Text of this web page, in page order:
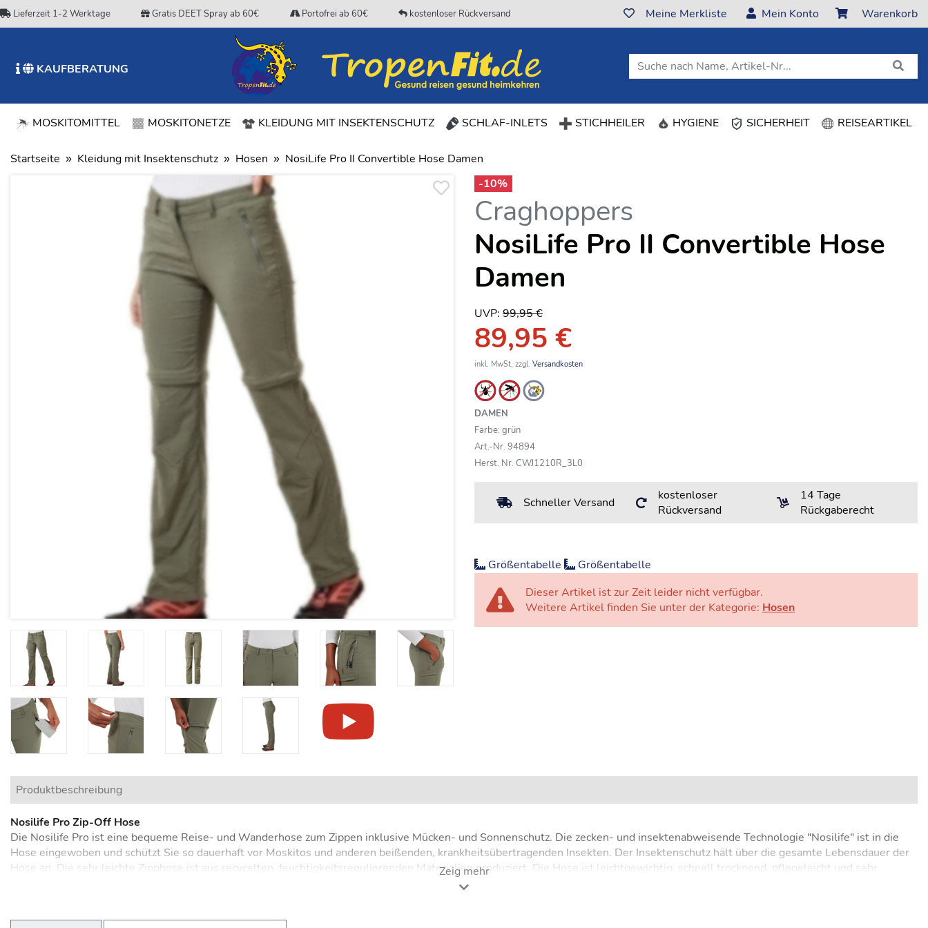
Lieferzeit 1-2 Werktage Gratis DEET Spray ab 60€ Portofrei ab 60€ kostenloser Rückversand Meine Merkliste Mein Konto Warenkorb
KAUFBERATUNG
MOSKITOMITTEL MOSKITONETZE KLEIDUNG MIT INSEKTENSCHUTZ(CURRENT)
SCHLAF-INLETS STICHHEILER HYGIENE SICHERHEIT REISEARTIKEL
Startseite Kleidung mit Insektenschutz Hosen
NosiLife Pro II Convertible Hose Damen
-10%
Craghoppers
NosiLife Pro II Convertible Hose
Damen
UVP: 99,95 €
89,95 €
inkl. MwSt, zzgl. Versandkosten
DAMEN
Farbe: grün
Art.-Nr. 94894
Herst. Nr. CWJ1210R_3L0
Schneller Versand
kostenloser
Rückversand
14 Tage
Rückgaberecht
Größentabelle
Größentabelle
Dieser Artikel ist zur Zeit leider nicht verfügbar.
Weitere Artikel finden Sie unter der Kategorie: Hosen
Produktbeschreibung
Nosilife Pro Zip-Off Hose
Die Nosilife Pro ist eine bequeme Reise- und Wanderhose zum Zippen inklusive Mücken- und Sonnenschutz. Die zecken- und insektenabweisende Technologie "Nosilife" ist in die
Hose eingewoben und schützt Sie so dauerhaft vor Moskitos und anderen beißenden, krankheitsübertragenden Insekten. Der Insektenschutz hält über die gesamte Lebensdauer der
Hose an. Die sehr leichte Zipphose ist aus recycelten, feuchtigkeitsregulierenden Materialien produziert. Die Hose ist leichtgewichtig, schnell trocknend, pflegeleicht und sehr
komfortabel zu tragen: Das Stretch-Material sorgt für optimale Bewegungsfreiheit. Ein zusätzlicher Sonnenschutz (UV-Schutz 50+),vier Taschen inkl. RV Taschen und
Zeig mehr